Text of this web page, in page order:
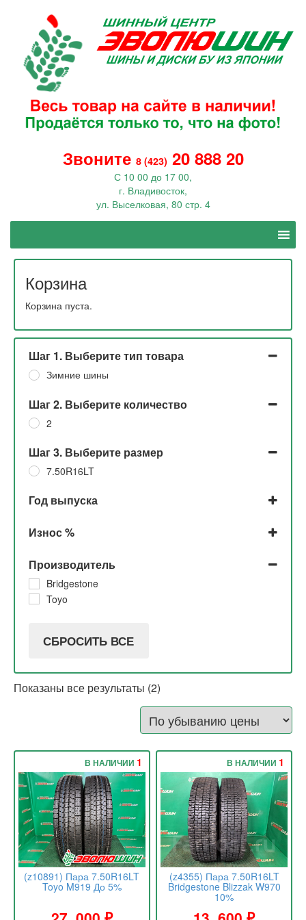
Звоните 8 (423) 20 888 20
С 10 00 до 17 00,
г. Владивосток,
ул. Выселковая, 80 стр. 4
Корзина
Корзина пуста.
Шаг 1. Выберите тип товара
Зимние шины
Шаг 2. Выберите количество
2
Шаг 3. Выберите размер
7.50R16LT
Год выпуска
2006
Износ %
10%
Производитель
Bridgestone
Toyo
СБРОСИТЬ ВСЕ
Показаны все результаты (2)
(z10891) Пара 7.50R16LT
Toyo M919 До 5%
В НАЛИЧИИ 1
(z4355) Пара 7.50R16LT
Bridgestone Blizzak W970
10%
В НАЛИЧИИ 1